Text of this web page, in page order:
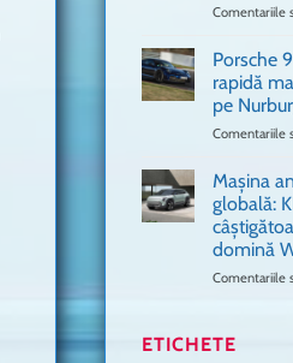
Comentariile
Porsche
rapidă
pe
Comentariile
Mașina
globală:
domină
Comentariile
ETICHETE